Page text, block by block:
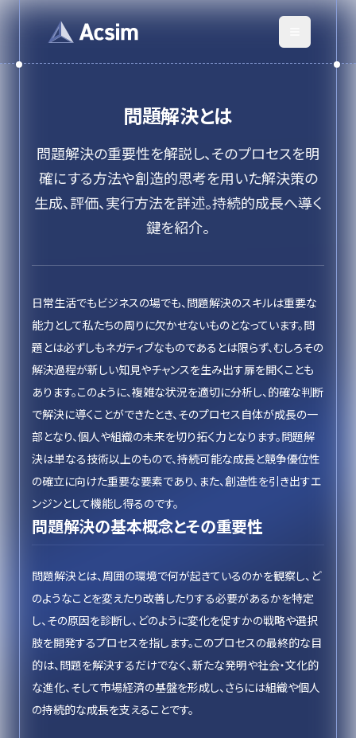
問題解決とは
問題解決の重要性を解説し、そのプロセスを明
確にする方法や創造的思考を用いた解決策の
生成、評価、実行方法を詳述。持続的成長へ導く
鍵を紹介。
日常生活でもビジネスの場でも、問題解決のスキルは重要な
能力として私たちの周りに欠かせないものとなっています。問
題とは必ずしもネガティブなものであるとは限らず、むしろその
解決過程が新しい知見やチャンスを生み出す扉を開くことも
あります。このように、複雑な状況を適切に分析し、的確な判断
で解決に導くことができたとき、そのプロセス自体が成長の一
部となり、個人や組織の未来を切り拓く力となります。問題解
決は単なる技術以上のもので、持続可能な成長と競争優位性
の確立に向けた重要な要素であり、また、創造性を引き出すエ
ンジンとして機能し得るのです。
問題解決の基本概念とその重要性
問題解決とは、周囲の環境で何が起きているのかを観察し、ど
のようなことを変えたり改善したりする必要があるかを特定
し、その原因を診断し、どのように変化を促すかの戦略や選択
肢を開発するプロセスを指します。このプロセスの最終的な目
的は、問題を解決するだけでなく、新たな発明や社会・文化的
な進化、そして市場経済の基盤を形成し、さらには組織や個人
の持続的な成長を支えることです。